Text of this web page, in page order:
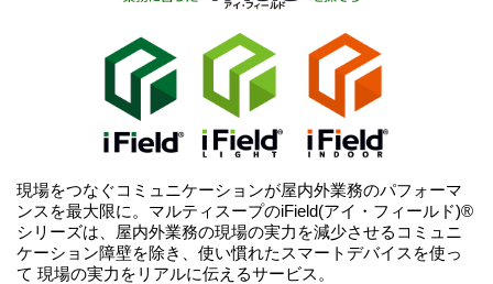
現場をつなぐコミュニケーションが屋内外業務のパフォーマ
ンスを最大限に。マルティスープのiField(アイ・フィールド)®
シリーズは、屋内外業務の現場の実力を減少させるコミュニ
ケーション障壁を除き、使い慣れたスマートデバイスを使っ
て 現場の実力をリアルに伝えるサービス。